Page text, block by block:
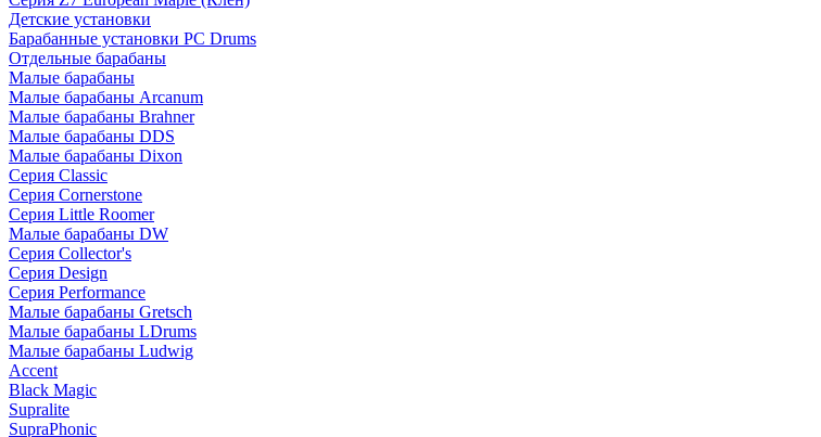
Детские установки
Барабанные установки PC Drums
Отдельные барабаны
Малые барабаны
Малые барабаны Arcanum
Малые барабаны Brahner
Малые барабаны DDS
Малые барабаны Dixon
Серия Classic
Серия Cornerstone
Серия Little Roomer
Малые барабаны DW
Серия Collector's
Серия Design
Серия Performance
Малые барабаны Gretsch
Малые барабаны LDrums
Малые барабаны Ludwig
Accent
Black Magic
Supralite
SupraPhonic